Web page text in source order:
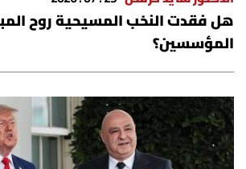
هل فقدت النخب المسيحية روح
المؤسسين؟